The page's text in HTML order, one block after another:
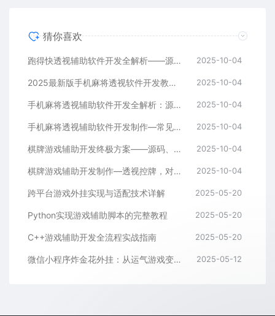
猜你喜欢
跑得快透视辅助软件开发全解析——源码、跨平台架构与控牌算法 2025-10-04
2025最新版手机麻将透视软件开发教程：跨平台实现与安全防封方案 2025-10-04
手机麻将透视辅助软件开发全解析：源码、控牌策略与胜率调节 2025-10-04
手机麻将透视辅助软件开发制作—常见问答解读 2025-10-04
棋牌游戏辅助开发终极方案——源码、架构与算法全解析 2025-10-04
棋牌游戏辅助开发制作—透视控牌，对局胜率调节源码解析与逻辑全流程 2025-10-04
跨平台游戏外挂实现与适配技术详解 2025-05-20
Python实现游戏辅助脚本的完整教程 2025-05-20
C++游戏辅助开发全流程实战指南 2025-05-20
微信小程序炸金花外挂：从运气游戏变成逻辑游戏 2025-05-12